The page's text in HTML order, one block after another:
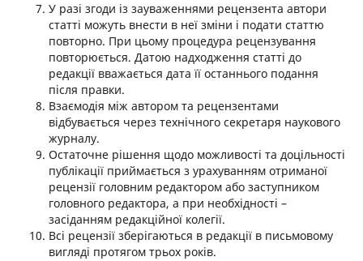
У разі згоди із зауваженнями рецензента автори
статті можуть внести в неї зміни і подати статтю
повторно. При цьому процедура рецензування
повторюється. Датою надходження статті до
редакції вважається дата її останнього подання
після правки.
Взаємодія між автором та рецензентами
відбувається через технічного секретаря наукового
журналу.
Остаточне рішення щодо можливості та доцільності
публікації приймається з урахуванням отриманої
рецензії головним редактором або заступником
головного редактора, а при необхідності –
засіданням редакційної колегії.
Всі рецензії зберігаються в редакції в письмовому
вигляді протягом трьох років.